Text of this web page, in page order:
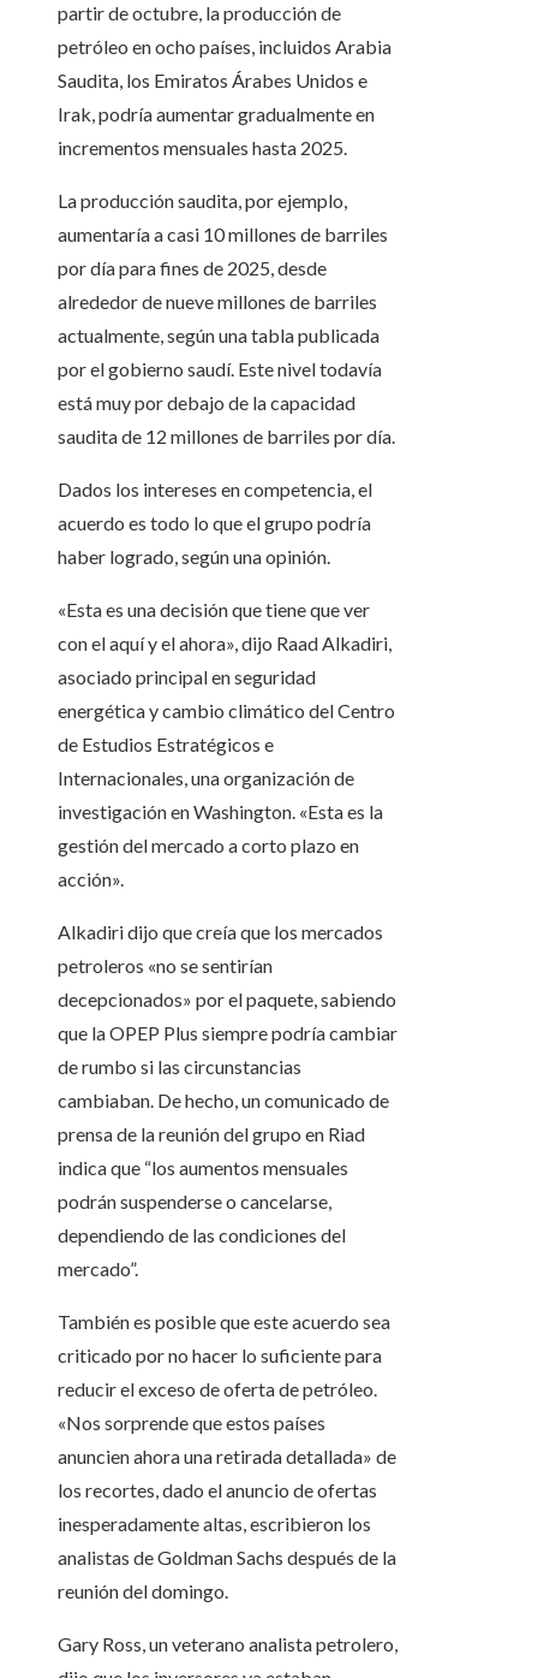
partir de octubre, la producción de
petróleo en ocho países, incluidos Arabia
Saudita, los Emiratos Árabes Unidos e
Irak, podría aumentar gradualmente en
incrementos mensuales hasta 2025.
La producción saudita, por ejemplo,
aumentaría a casi 10 millones de barriles
por día para fines de 2025, desde
alrededor de nueve millones de barriles
actualmente, según una tabla publicada
por el gobierno saudí. Este nivel todavía
está muy por debajo de la capacidad
saudita de 12 millones de barriles por día.
Dados los intereses en competencia, el
acuerdo es todo lo que el grupo podría
haber logrado, según una opinión.
«Esta es una decisión que tiene que ver
con el aquí y el ahora», dijo Raad Alkadiri,
asociado principal en seguridad
energética y cambio climático del Centro
de Estudios Estratégicos e
Internacionales, una organización de
investigación en Washington. «Esta es la
gestión del mercado a corto plazo en
acción».
Alkadiri dijo que creía que los mercados
petroleros «no se sentirían
decepcionados» por el paquete, sabiendo
que la OPEP Plus siempre podría cambiar
de rumbo si las circunstancias
cambiaban. De hecho, un comunicado de
prensa de la reunión del grupo en Riad
indica que “los aumentos mensuales
podrán suspenderse o cancelarse,
dependiendo de las condiciones del
mercado”.
También es posible que este acuerdo sea
criticado por no hacer lo suficiente para
reducir el exceso de oferta de petróleo.
«Nos sorprende que estos países
anuncien ahora una retirada detallada» de
los recortes, dado el anuncio de ofertas
inesperadamente altas, escribieron los
analistas de Goldman Sachs después de la
reunión del domingo.
Gary Ross, un veterano analista petrolero,